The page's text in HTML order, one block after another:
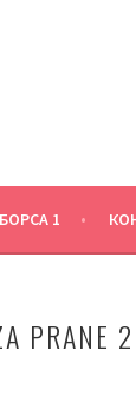
БОРСА 1
PRANE 2